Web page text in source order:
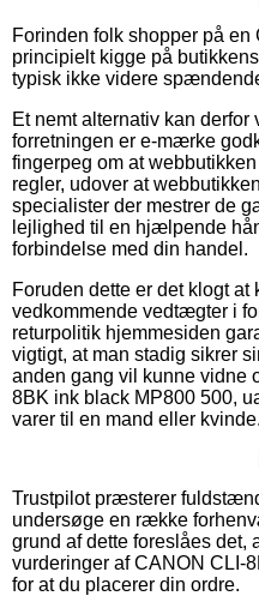
Forinden folk shopper på
principielt kigge på
typisk ikke videre
Et nemt alternativ kan
forretningen er e-mærke
fingerpeg om at
regler, udover at
specialister der mestrer de
lejlighed til en hjælpende
forbindelse med din handel.
Foruden dette er det klogt
vedkommende vedtægter i
returpolitik hjemmesiden
vigtigt, at man stadig sikrer
anden gang vil kunne vidne
8BK ink black MP800 500,
varer til en mand eller kvinde.
Trustpilot præsterer
undersøge en række
grund af dette foreslåes det,
vurderinger af CANON CLI-
for at du placerer din ordre.